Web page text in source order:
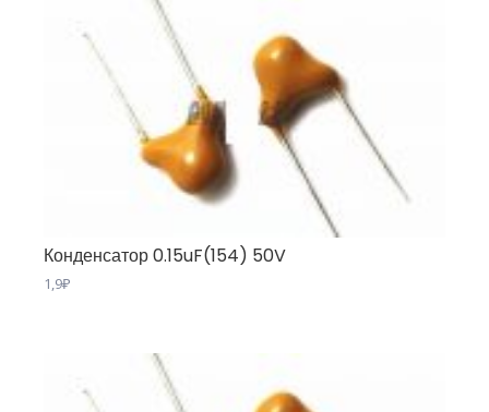
Конденсатор 0.15uF(154) 50V
1,9₽